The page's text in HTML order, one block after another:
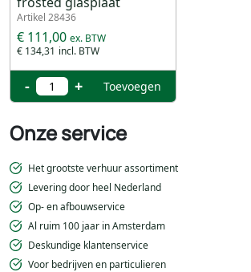
Onze service
Het grootste verhuur assortiment
Levering door heel Nederland
Op- en afbouwservice
Al ruim 100 jaar in Amsterdam
Deskundige klantenservice
Voor bedrijven en particulieren
Artikel 28436
€ 134,31
€ 111,00
- + Toevoegen